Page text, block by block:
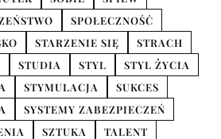
SPOŁECZNOŚĆ
STARZENIE SIĘ
STRACH
STUDIA STYL
STYL ŻYCIA
STYMULACJA
SUKCES
SYSTEMY ZABEZPIECZEŃ
SZTUKA
TALENT